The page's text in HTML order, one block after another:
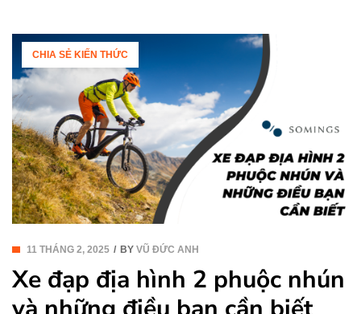
CHIA SẺ KIẾN THỨC
11 THÁNG 2, 2025 BY VŨ ĐỨC ANH
Xe đạp địa hình 2 phuộc nhún